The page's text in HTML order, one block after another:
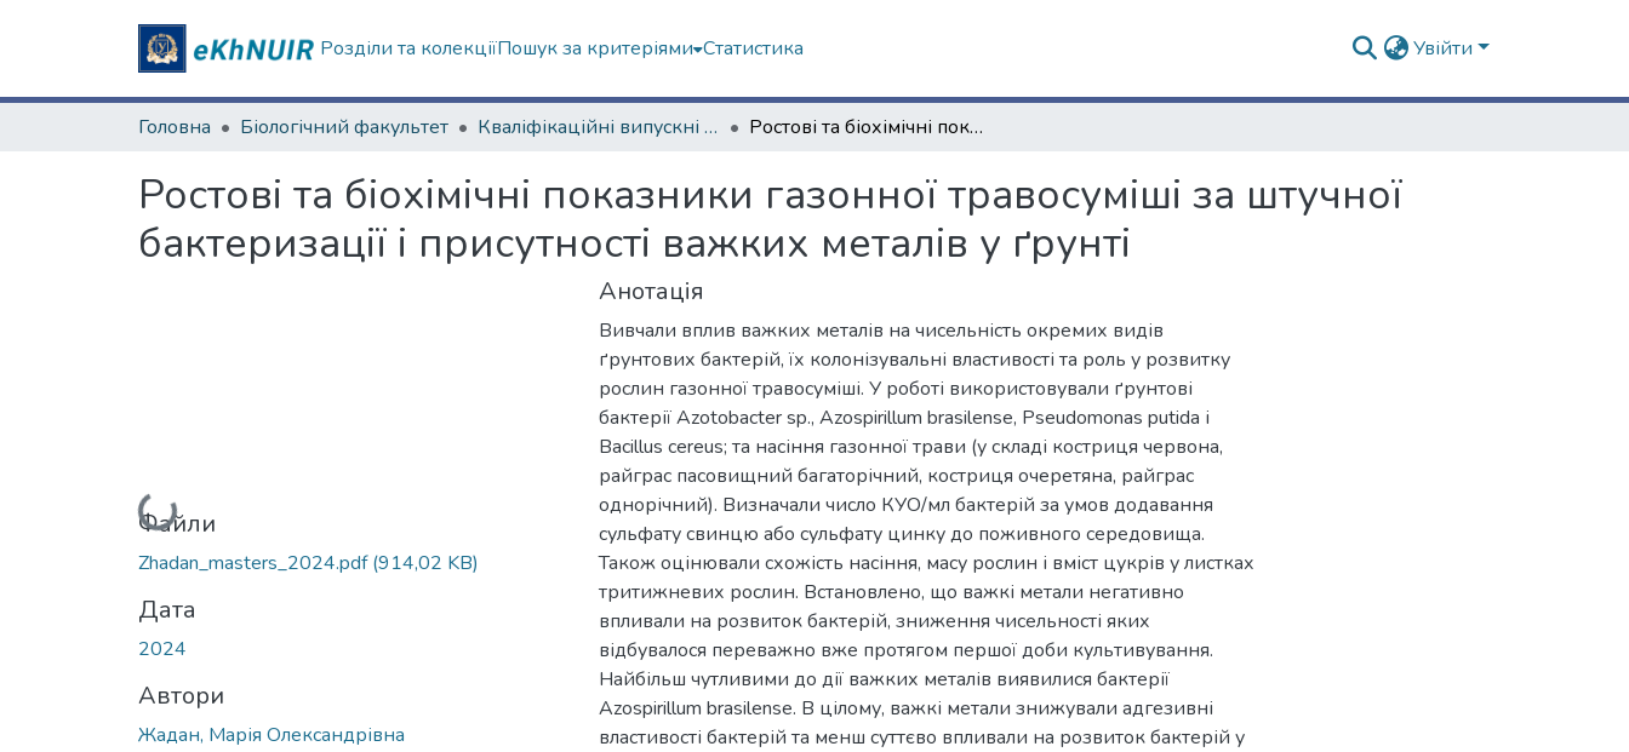
Розділи та колекціїПошук за критеріями Статистика Увійти
Головна Біологічний факультет Кваліфікаційні випускні роботи магістрів. Біологічний факультет Ростові та біохімічні показники газонної травосуміші за штучної бактеризації і присутності важких металів у ґрунті
Ростові та біохімічні показники газонної травосуміші за штучної
бактеризації і присутності важких металів у ґрунті
Вантажиться...
Файли
Zhadan_masters_2024.pdf(914,02 KB)
Дата
2024
Автори
Жадан, Марія Олександрівна
Анотація
Вивчали вплив важких металів на чисельність окремих видів
ґрунтових бактерій, їх колонізувальні властивості та роль у розвитку
рослин газонної травосуміші. У роботі використовували ґрунтові
бактерії Azotobacter sp., Azospirillum brasilense, Pseudomonas putida і
Bacillus cereus; та насіння газонної трави (у складі костриця червона,
райграс пасовищний багаторічний, костриця очеретяна, райграс
однорічний). Визначали число КУО/мл бактерій за умов додавання
сульфату свинцю або сульфату цинку до поживного середовища.
Також оцінювали схожість насіння, масу рослин і вміст цукрів у листках
тритижневих рослин. Встановлено, що важкі метали негативно
впливали на розвиток бактерій, зниження чисельності яких
відбувалося переважно вже протягом першої доби культивування.
Найбільш чутливими до дії важких металів виявилися бактерії
Azospirillum brasilense. В цілому, важкі метали знижували адгезивні
властивості бактерій та менш суттєво впливали на розвиток бактерій у